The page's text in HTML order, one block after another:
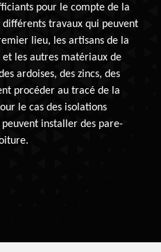
pour le compte de la
différents travaux qui peuvent
lieu, les artisans de la
les autres matériaux de
ardoises, des zincs, des
procéder au tracé de la
le cas des isolations
installer des pare-